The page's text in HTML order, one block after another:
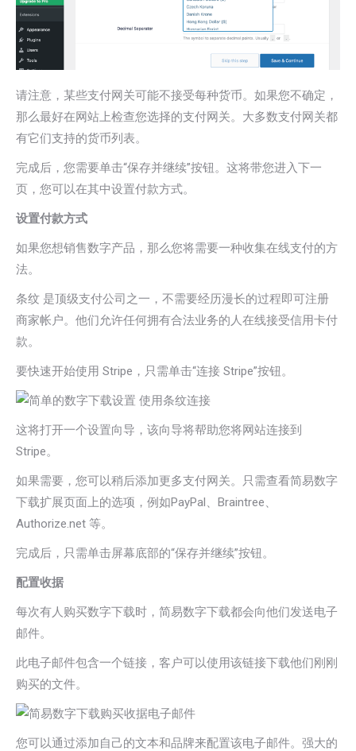
请注意，某些支付网关可能不接受每种货币。如果您不确定，
那么最好在网站上检查您选择的支付网关。大多数支付网关都
有它们支持的货币列表。
完成后，您需要单击“保存并继续”按钮。这将带您进入下一
页，您可以在其中设置付款方式。
设置付款方式
如果您想销售数字产品，那么您将需要一种收集在线支付的方
法。
条纹 是顶级支付公司之一，不需要经历漫长的过程即可注册
商家帐户。他们允许任何拥有合法业务的人在线接受信用卡付
款。
要快速开始使用 Stripe，只需单击“连接 Stripe”按钮。
这将打开一个设置向导，该向导将帮助您将网站连接到
Stripe。
如果需要，您可以稍后添加更多支付网关。只需查看简易数字
下载扩展页面上的选项，例如PayPal、Braintree、
Authorize.net 等。
完成后，只需单击屏幕底部的“保存并继续”按钮。
配置收据
每次有人购买数字下载时，简易数字下载都会向他们发送电子
邮件。
此电子邮件包含一个链接，客户可以使用该链接下载他们刚刚
购买的文件。
您可以通过添加自己的文本和品牌来配置该电子邮件。强大的